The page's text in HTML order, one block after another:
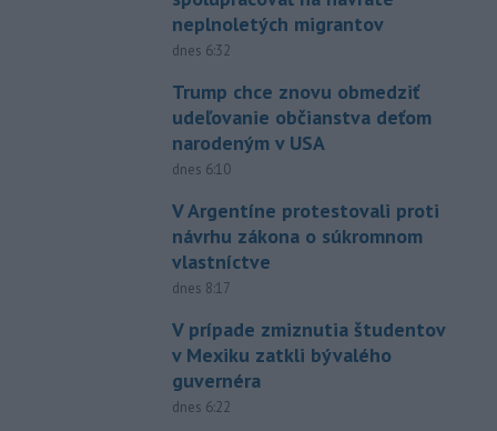
neplnoletých migrantov
dnes 6:32
Trump chce znovu obmedziť
udeľovanie občianstva deťom
narodeným v USA
dnes 6:10
V Argentíne protestovali proti
návrhu zákona o súkromnom
vlastníctve
dnes 8:17
V prípade zmiznutia študentov
v Mexiku zatkli bývalého
guvernéra
dnes 6:22